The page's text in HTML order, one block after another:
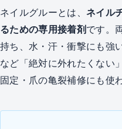
ネイルグルーとは、 ネイル
るための専用接着剤 です。
持ち、水・汗・衝撃にも強
など「絶対に外れたくない
固定・爪の亀裂補修にも使